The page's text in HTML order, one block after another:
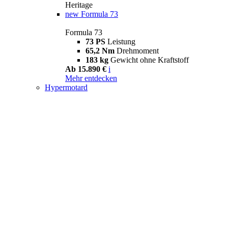
Heritage
new Formula 73
Formula 73
73 PS Leistung
65,2 Nm Drehmoment
183 kg Gewicht ohne Kraftstoff
Ab 15.890 € i
Mehr entdecken
Hypermotard